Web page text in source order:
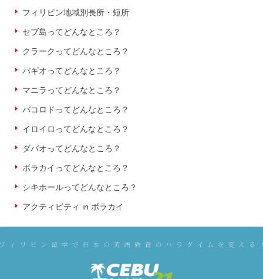
フィリピン地域別長所・短所
セブ島ってどんなところ？
クラークってどんなところ？
バギオってどんなところ？
マニラってどんなところ？
バコロドってどんなところ？
イロイロってどんなところ？
ダバオってどんなところ？
ボラカイってどんなところ？
シキホールってどんなところ？
アクティビティ in ボラカイ